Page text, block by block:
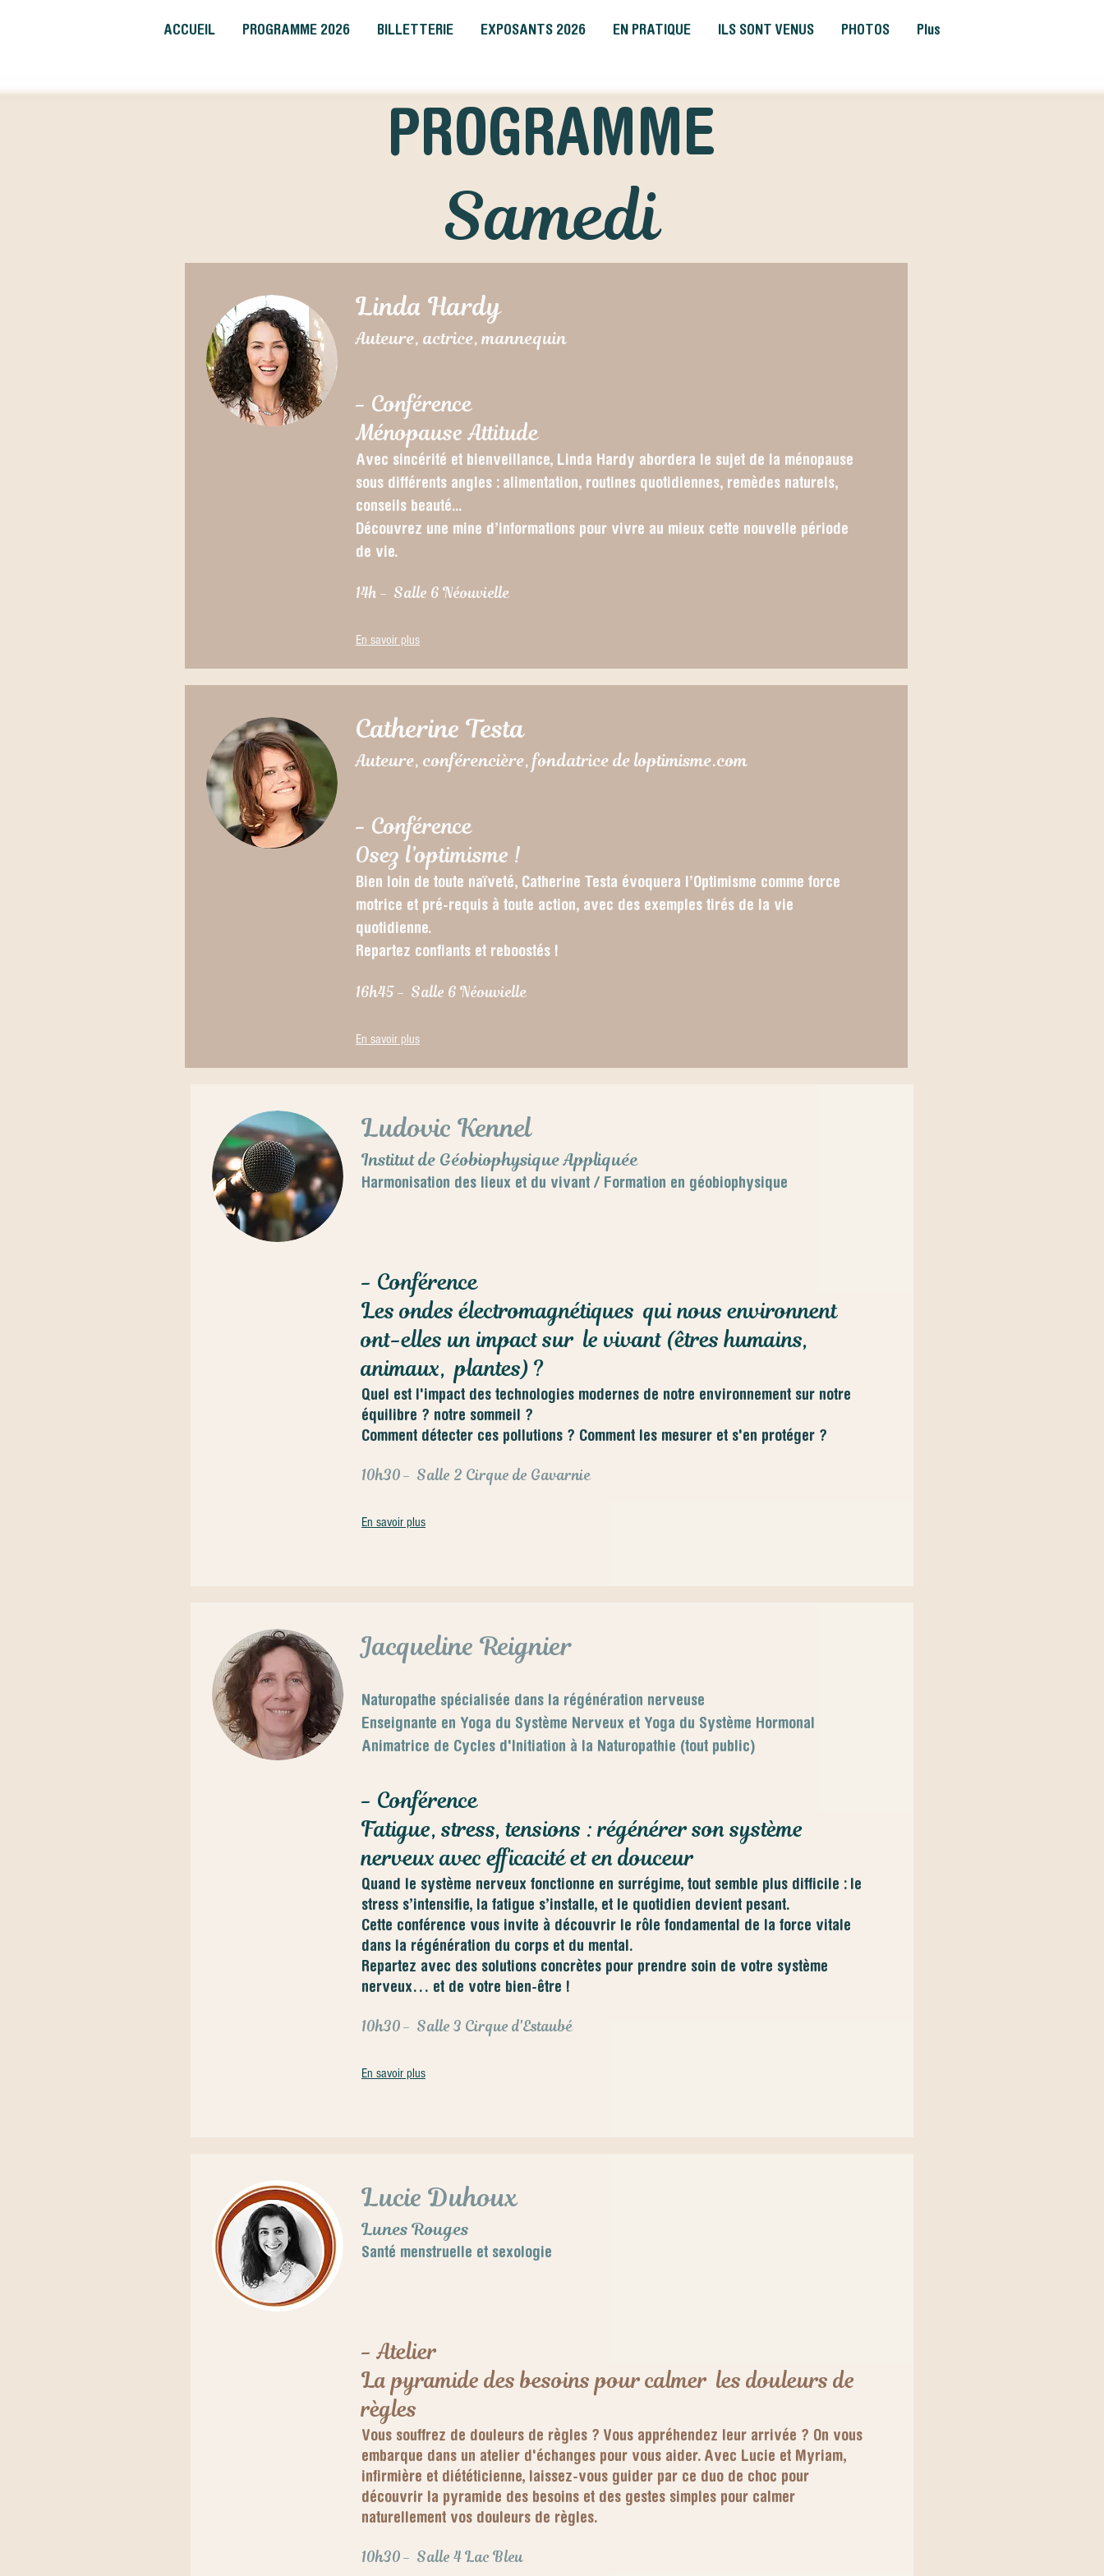
ACCUEIL PROGRAMME 2026 BILLETTERIE EXPOSANTS 2026 EN PRATIQUE ILS SONT VENUS PHOTOS Plus
PROGRAMME
Samedi
Linda Hardy
Auteure, actrice, mannequin
- Conférence
Ménopause Attitude
Avec sincérité et bienveillance, Linda Hardy abordera le sujet de la ménopause
sous différents angles : alimentation, routines quotidiennes, remèdes naturels,
conseils beauté...
Découvrez une mine d’informations pour vivre au mieux cette nouvelle période
de vie.
14h - Salle 6 Néouvielle
En savoir plus
Catherine Testa
Auteure, conférencière, fondatrice de loptimisme.com
- Conférence
Osez l’optimisme !
Bien loin de toute naïveté, Catherine Testa évoquera l’Optimisme comme force
motrice et pré-requis à toute action, avec des exemples tirés de la vie
quotidienne.
Repartez confiants et reboostés !
16h45 - Salle 6 Néouvielle
En savoir plus
Ludovic Kennel
Institut de Géobiophysique Appliquée
Harmonisation des lieux et du vivant / Formation en géobiophysique
- Conférence
Les ondes électromagnétiques qui nous environnent
ont-elles un impact sur le vivant (êtres humains,
animaux, plantes) ?
Quel est l'impact des technologies modernes de notre environnement sur notre
équilibre ? notre sommeil ?
Comment détecter ces pollutions ? Comment les mesurer et s'en protéger ?
10h30- Salle 2 Cirque de Gavarnie
En savoir plus
Jacqueline Reignier
Naturopathe spécialisée dans la régénération nerveuse
Enseignante en Yoga du Système Nerveux et Yoga du Système Hormonal
Animatrice de Cycles d'Initiation à la Naturopathie (tout public)
- Conférence
Fatigue, stress, tensions : régénérer son système
nerveux avec efficacité et en douceur
Quand le système nerveux fonctionne en surrégime, tout semble plus difficile : le
stress s’intensifie, la fatigue s’installe, et le quotidien devient pesant.
Cette conférence vous invite à découvrir le rôle fondamental de la force vitale
dans la régénération du corps et du mental.
Repartez avec des solutions concrètes pour prendre soin de votre système
nerveux… et de votre bien-être !
10h30- Salle 3 Cirque d'Estaubé
En savoir plus
Lucie Duhoux
Lunes Rouges
Santé menstruelle et sexologie
- Atelier
La pyramide des besoins pour calmer les douleurs de
règles
Vous souffrez de douleurs de règles ? Vous appréhendez leur arrivée ? On vous
embarque dans un atelier d'échanges pour vous aider. Avec Lucie et Myriam,
infirmière et diététicienne, laissez-vous guider par ce duo de choc pour
découvrir la pyramide des besoins et des gestes simples pour calmer
naturellement vos douleurs de règles.
10h30- Salle 4 Lac Bleu